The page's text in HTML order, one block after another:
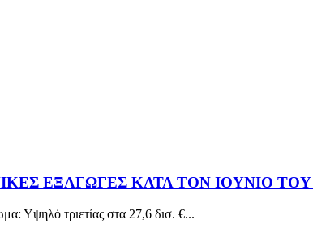
ΕΞΑΓΩΓΕΣ ΚΑΤΑ ΤΟΝ ΙΟΥΝΙΟ ΤΟΥ
τριετίας στα 27,6 δισ. €...